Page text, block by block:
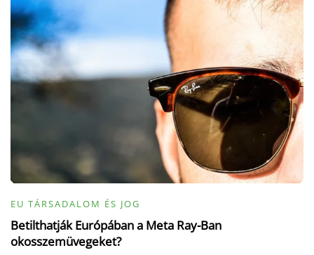
EU TÁRSADALOM ÉS JOG
Betilthatják Európában a Meta Ray-Ban
okosszemüvegeket?